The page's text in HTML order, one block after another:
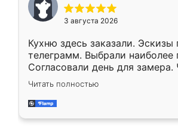
3 августа 2026
Кухню здесь заказали. Эскизы
телеграмм. Выбрали
Согласовали день для замера.
недели кухня была уже готова.
довольны работой. Спасибо
мебель за качественную работу!
Читать полностью